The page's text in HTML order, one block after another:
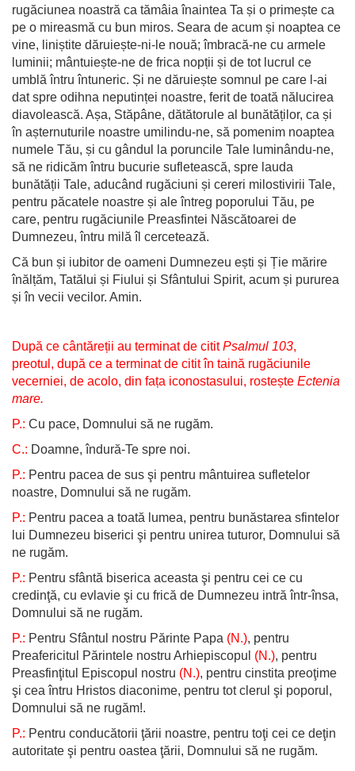
rugăciunea noastră ca tămâia înaintea Ta și o primește ca
pe o mireasmă cu bun miros. Seara de acum și noaptea ce
vine, liniștite dăruiește-ni-le nouă; îmbracă-ne cu armele
luminii; mântuiește-ne de frica nopții și de tot lucrul ce
umblă întru întuneric. Și ne dăruiește somnul pe care l-ai
dat spre odihna neputinței noastre, ferit de toată nălucirea
diavolească. Așa, Stăpâne, dătătorule al bunătăților, ca și
în așternuturile noastre umilindu-ne, să pomenim noaptea
numele Tău, și cu gândul la poruncile Tale luminându-ne,
să ne ridicăm întru bucurie sufletească, spre lauda
bunătății Tale, aducând rugăciuni și cereri milostivirii Tale,
pentru păcatele noastre și ale întreg poporului Tău, pe
care, pentru rugăciunile Preasfintei Născătoarei de
Dumnezeu, întru milă îl cercetează.
Că bun și iubitor de oameni Dumnezeu ești și Ție mărire
înălțăm, Tatălui și Fiului și Sfântului Spirit, acum și pururea
și în vecii vecilor. Amin.
După ce cântăreții au terminat de cititPsalmul 103,
preotul, după ce a terminat de citit în taină rugăciunile
vecerniei, de acolo, din fața iconostasului, rostește Ectenia
mare.
P.: Cu pace, Domnului să ne rugăm.
C.: Doamne, îndură-Te spre noi.
P.: Pentru pacea de sus şi pentru mântuirea sufletelor
noastre, Domnului să ne rugăm.
P.: Pentru pacea a toată lumea, pentru bunăstarea sfintelor
lui Dumnezeu biserici şi pentru unirea tuturor, Domnului să
ne rugăm.
P.: Pentru sfântă biserica aceasta şi pentru cei ce cu
credinţă, cu evlavie şi cu frică de Dumnezeu intră într-însa,
Domnului să ne rugăm.
P.: Pentru Sfântul nostru Părinte Papa (N.), pentru
Preafericitul Părintele nostru Arhiepiscopul (N.), pentru
Preasfinţitul Episcopul nostru (N.), pentru cinstita preoţime
şi cea întru Hristos diaconime, pentru tot clerul şi poporul,
Domnului să ne rugăm!.
P.: Pentru conducătorii ţării noastre, pentru toţi cei ce deţin
autoritate şi pentru oastea ţării, Domnului să ne rugăm.